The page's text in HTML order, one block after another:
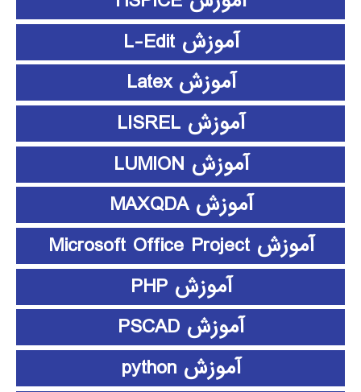
آموزش L-Edit
آموزش Latex
آموزش LISREL
آموزش LUMION
آموزش MAXQDA
آموزش Microsoft Office Project
آموزش PHP
آموزش PSCAD
آموزش python